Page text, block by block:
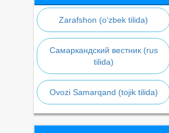
Zarafshon (o‘zbek tilida)
Самаркандский вестник (rus
tilida)
Ovozi Samarqand (tojik tilida)